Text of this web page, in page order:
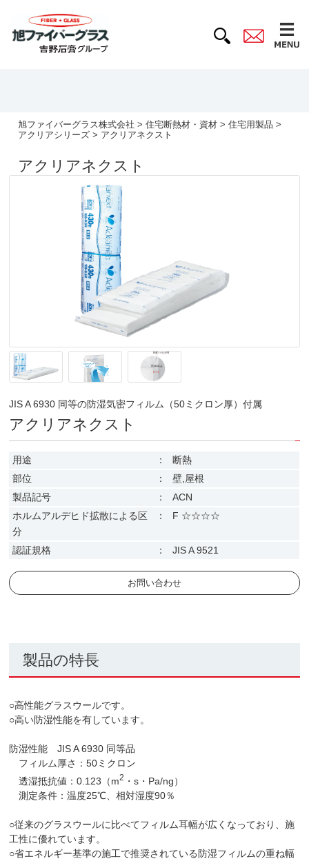
旭ファイバーグラス株式会社 >住宅断熱材・資材 >住宅用製品 >
アクリアシリーズ > アクリアネクスト
アクリアネクスト
JIS A 6930 同等の防湿気密フィルム（50ミクロン厚）付属
アクリアネクスト
用途 ：
断熱
部位
：
壁,屋根
製品記号
：
ACN
ホルムアルデヒド拡散による区
分
： F ☆☆☆☆
認証規格 ： JIS A 9521
お問い合わせ
製品の特長
○高性能グラスウールです。
○高い防湿性能を有しています。
防湿性能 JIS A 6930 同等品
フィルム厚さ：50ミクロン
透湿抵抗値：0.123（m2 ・s・Pa/ng）
測定条件：温度25℃、相対湿度90％
○従来のグラスウールに比べてフィルム耳幅が広くなっており、施
工性に優れています。
○省エネルギー基準の施工で推奨されている防湿フィルムの重ね幅